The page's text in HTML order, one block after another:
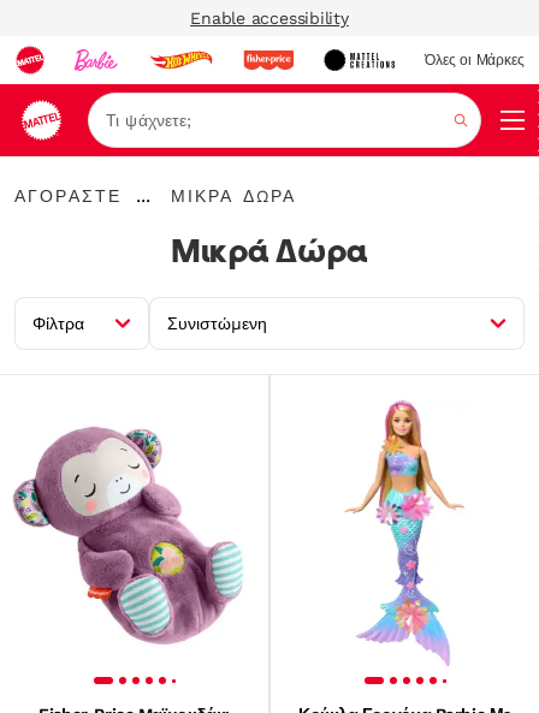
Enable accessibility
Όλες οι Μάρκες
ΑΓΟΡΑΣΤΕ
ΑΓΟΡΑΣΤΕ
...
Breadcrumbs
Μικρά
ΜΙΚΡΆ ΔΏΡΑ
Μικρά Δώρα
Φίλτρα Συνιστώμενη